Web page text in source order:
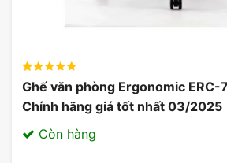
Ghế văn phòng Ergonomic ERC-
Chính hãng giá tốt nhất 03/2025
Còn hàng